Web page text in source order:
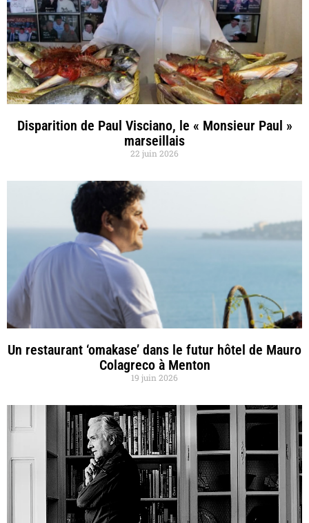
Disparition de Paul Visciano, le « Monsieur Paul »
marseillais
22 juin 2026
Un restaurant ‘omakase’ dans le futur hôtel de Mauro
Colagreco à Menton
19 juin 2026